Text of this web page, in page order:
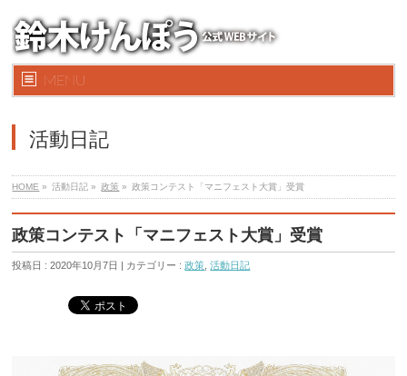
MENU
活動日記
HOME » 活動日記 » 政策 » 政策コンテスト「マニフェスト大賞」受賞
政策コンテスト「マニフェスト大賞」受賞
投稿日 : 2020年10月7日 | カテゴリー :政策 ,活動日記